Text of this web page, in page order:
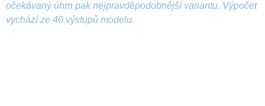
očekávaný úhrn pak nejpravděpodobnější variantu. Výpočet
vychází ze 40 výstupů modelu.